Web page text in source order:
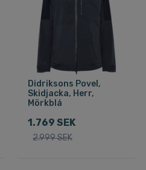
Didriksons Povel,
Skidjacka, Herr,
Mörkblå
1.769 SEK
2.999 SEK